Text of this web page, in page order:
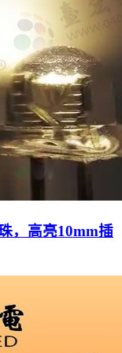
，高亮10mm插